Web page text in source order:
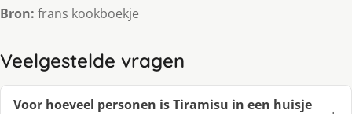
Bron: frans kookboekje
Veelgestelde vragen
Voor hoeveel personen is Tiramisu in een huisje